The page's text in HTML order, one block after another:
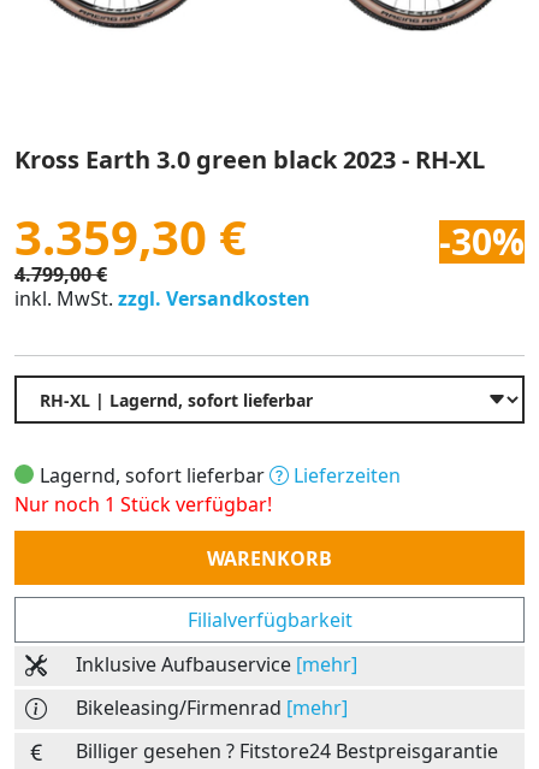
Kross Earth 3.0 green black 2023 - RH-XL
3.359,30 € -30%
4.799,00 €
inkl. MwSt. zzgl. Versandkosten
Lagernd, sofort lieferbar
Lieferzeiten
Nur noch 1 Stück verfügbar!
Anzahl
WARENKORB
Filialverfügbarkeit
Inklusive Aufbauservice [mehr]
Bikeleasing/Firmenrad [mehr]
Billiger gesehen ? Fitstore24 Bestpreisgarantie